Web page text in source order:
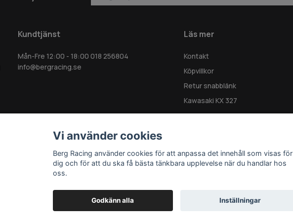
Kundtjänst
Mån-Fre 12:00 - 18:00 018 256804
info@bergracing.se
Läs mer
Kontakt
Köpvillkor
Retur snabblänk
Kawasaki KX 327
Vi använder cookies
Berg Racing använder cookies för att anpassa det innehåll som visas för
dig och för att du ska få bästa tänkbara upplevelse när du handlar hos
oss.
Godkänn alla Inställningar